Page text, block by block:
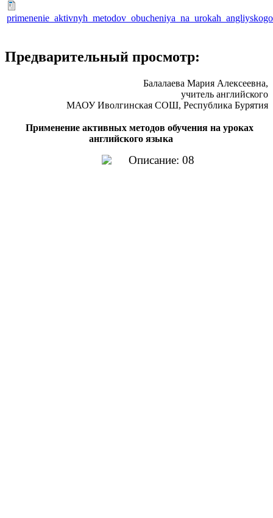
Предварительный просмотр:
Балалаева Мария Алексеевна,
учитель английского
МАОУ Иволгинская СОШ, Республика Бурятия
Применение активных методов обучения на уроках
английского языка